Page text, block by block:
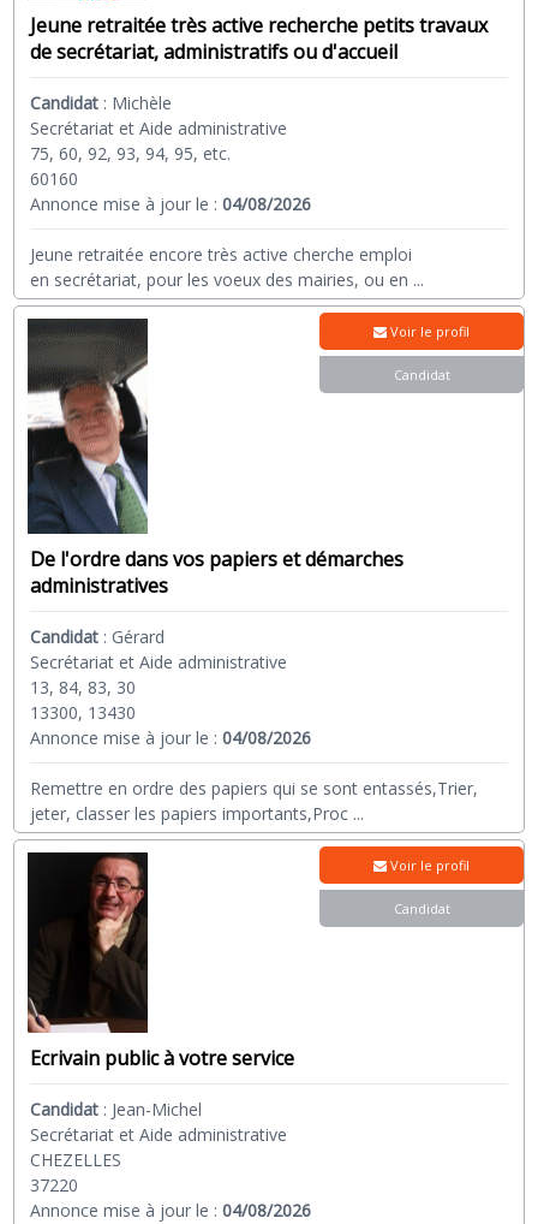
Jeune retraitée très active recherche petits travaux
de secrétariat, administratifs ou d'accueil
Candidat : Michèle
Secrétariat et Aide administrative
75, 60, 92, 93, 94, 95, etc.
60160
Annonce mise à jour le :04/08/2026
Jeune retraitée encore très active cherche emploi
en secrétariat, pour les voeux des mairies, ou en ...
De l'ordre dans vos papiers et démarches
administratives
Candidat : Gérard
Secrétariat et Aide administrative
13, 84, 83, 30
13300, 13430
Annonce mise à jour le :04/08/2026
Remettre en ordre des papiers qui se sont entassés,Trier,
jeter, classer les papiers importants,Proc ...
Voir le profil
Candidat
Ecrivain public à votre service
Candidat : Jean-Michel
Secrétariat et Aide administrative
CHEZELLES
37220
Annonce mise à jour le :04/08/2026
Voir le profil
Candidat